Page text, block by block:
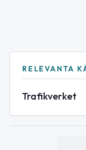
RELEVANTA
Trafikverket